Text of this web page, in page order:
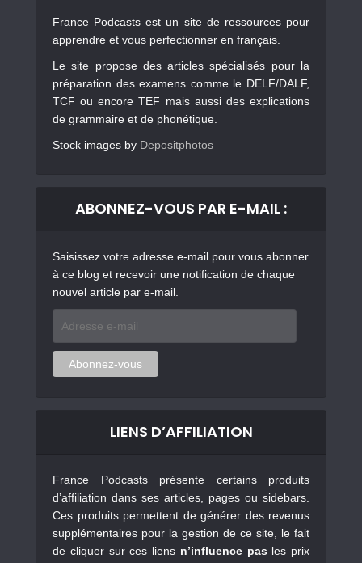
France Podcasts est un site de ressources pour
apprendre et vous perfectionner en français.
Le site propose des articles spécialisés pour la
préparation des examens comme le DELF/DALF,
TCF ou encore TEF mais aussi des explications
de grammaire et de phonétique.
Stock images by Depositphotos
ABONNEZ-VOUS PAR E-MAIL :
Saisissez votre adresse e-mail pour vous abonner
à ce blog et recevoir une notification de chaque
nouvel article par e-mail.
mail
Abonnez-vous
LIENS D’AFFILIATION
France Podcasts présente certains produits
d’affiliation dans ses articles, pages ou sidebars.
Ces produits permettent de générer des revenus
supplémentaires pour la gestion de ce site, le fait
de cliquer sur ces liens n’influence pas les prix